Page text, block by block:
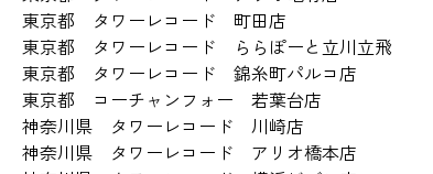
東京都 タワーレコード 町田店
東京都 タワーレコード ららぽーと立川立飛
東京都 タワーレコード 錦糸町パルコ店
東京都 コーチャンフォー 若葉台店
神奈川県 タワーレコード 川崎店
神奈川県 タワーレコード アリオ橋本店